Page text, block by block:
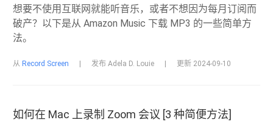
想要不使用互联网就能听音乐，或者不想因为每月订阅而
破产？以下是从 Amazon Music 下载 MP3 的一些简单方
法。
从 Record Screen 发布 Adela D. Louie 更新 2024-09-10
如何在 Mac 上录制 Zoom 会议 [3 种简便方法]